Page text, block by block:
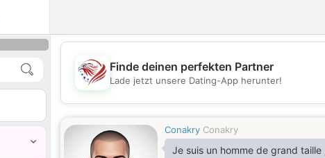
💖
Finde deinen perfekten Partner
Lade jetzt unsere Dating-App herunter!
Conakry Conakry
Je suis un homme de grand taille